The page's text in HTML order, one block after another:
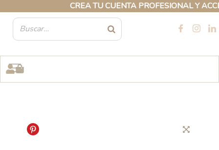
CREA TU CUENTA PROFESIONAL Y
contenido